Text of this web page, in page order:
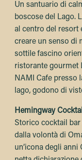
Un santuario di
boscose del Lago.
al centro del resort
creare un senso di
sottile fascino
ristorante gourmet
NAMI Cafe presso
lago, godono di
Hemingway
Storico cocktail
dalla volontà di
un’icona degli